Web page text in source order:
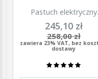
Pastuch elektryczny
polski elektryzator
uniwersalny Agronet
1100 12V/230
245,10 zł
258,00 zł
zawiera 23% VAT, bez
dostawy